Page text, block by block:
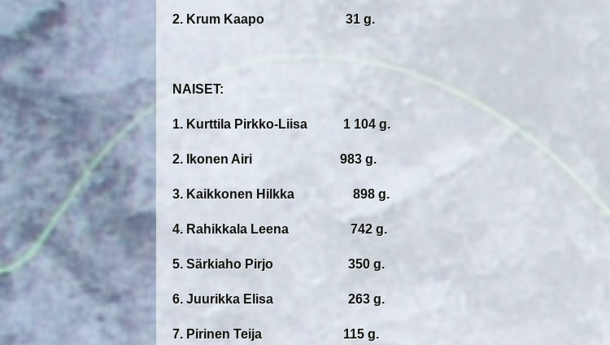
2. Krum Kaapo 31 g.
NAISET:
1. Kurttila Pirkko-Liisa 1 104 g.
2. Ikonen Airi 983 g.
3. Kaikkonen Hilkka 898 g.
4. Rahikkala Leena 742 g.
5. Särkiaho Pirjo 350 g.
6. Juurikka Elisa 263 g.
7. Pirinen Teija 115 g.